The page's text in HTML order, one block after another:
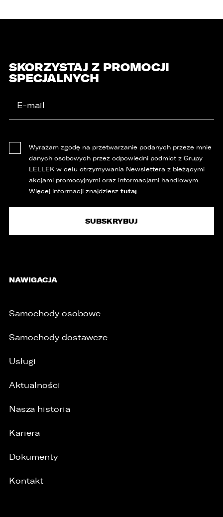
SKORZYSTAJ Z PROMOCJI
SPECJALNYCH
Wyrażam zgodę na przetwarzanie podanych przeze mnie
danych osobowych przez odpowiedni podmiot z Grupy
LELLEK w celu otrzymywania Newslettera z bieżącymi
akcjami promocyjnymi oraz informacjami handlowym.
Więcej informacji znajdziesz tutaj
NAWIGACJA
Samochody osobowe
Samochody dostawcze
Usługi
Aktualności
Nasza historia
Kariera
Dokumenty
Kontakt